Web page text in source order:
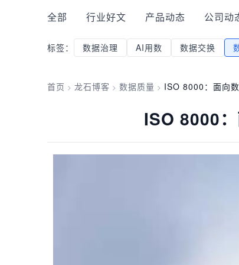
全部 行业好文 产品动态 公司动
标签： 数据治理 AI用数 数据交换
首页 > 龙石博客 > 数据质量 > ISO 8000：面向
ISO 8000：